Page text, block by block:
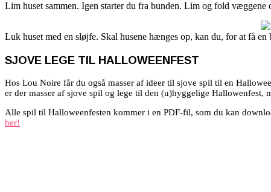
Lim huset sammen. Igen starter du fra bunden. Lim og fold
Luk huset med en sløjfe. Skal husene hænges op, kan du, for at få en
SJOVE LEGE TIL HALLOWEENFEST
Hos Lou Noire får du også masser af ideer til sjove spil til en
er der masser af sjove spil og lege til den (u)hyggelige
Alle spil til Halloweenfesten kommer i en PDF-fil, som du kan
her!